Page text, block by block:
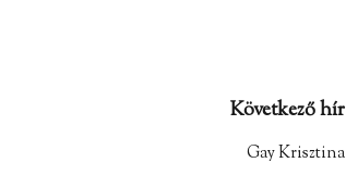
Következő hír
Gay Krisztina